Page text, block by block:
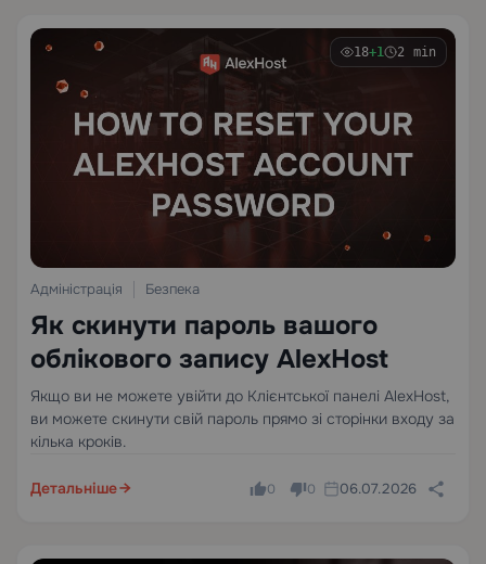
18+1 2 min
Адміністрація Безпека
Як скинути пароль вашого
облікового запису AlexHost
Якщо ви не можете увійти до Клієнтської панелі AlexHost,
ви можете скинути свій пароль прямо зі сторінки входу за
кілька кроків.
Детальніше 0 0 06.07.2026